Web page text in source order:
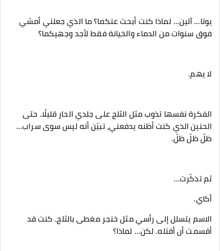
‎يوتا… آلين… لماذا كنت أبحث عنكما؟ ما الذي جعلني أمشي
فوق سنوات من الدماء والخيانة فقط لأجد وجهيكما؟
‎الفكرة نفسها تذوب مثل الثلج على جلدي الحار قليلًا. حتى
الحنين الذي كنت أظنه يدفعني، تبيّن أنه ليس سوى سراب…
ظلّ ظلّ ظلّ.
‎الاسم يتسلل إلى رأسي مثل خنجر مغطى بالثلج. كنت قد
أقسمت أن أقتله. لكن… لماذا؟